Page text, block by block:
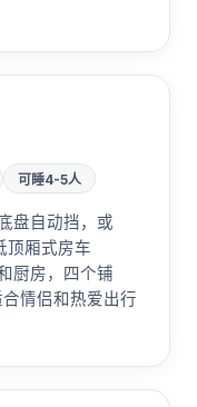
可睡4-5人
盘自动挡，或
顶厢式房车
厨房，四个铺
情侣和热爱出行